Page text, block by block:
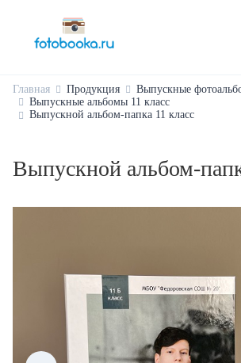
Главная Продукция
Выпускные
Выпускные альбомы 11 класс
Выпускной альбом-папка 11 класс
Выпускной альбом-